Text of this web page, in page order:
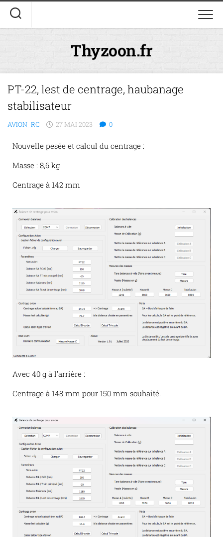
Thyzoon.fr
PT-22, lest de centrage, haubanage
stabilisateur
AVION_RC 27 MAI 2023 0
Nouvelle pesée et calcul du centrage :
Masse : 8,6 kg
Centrage à 142 mm
Avec 40 g à l’arrière :
Centrage à 148 mm pour 150 mm souhaité.